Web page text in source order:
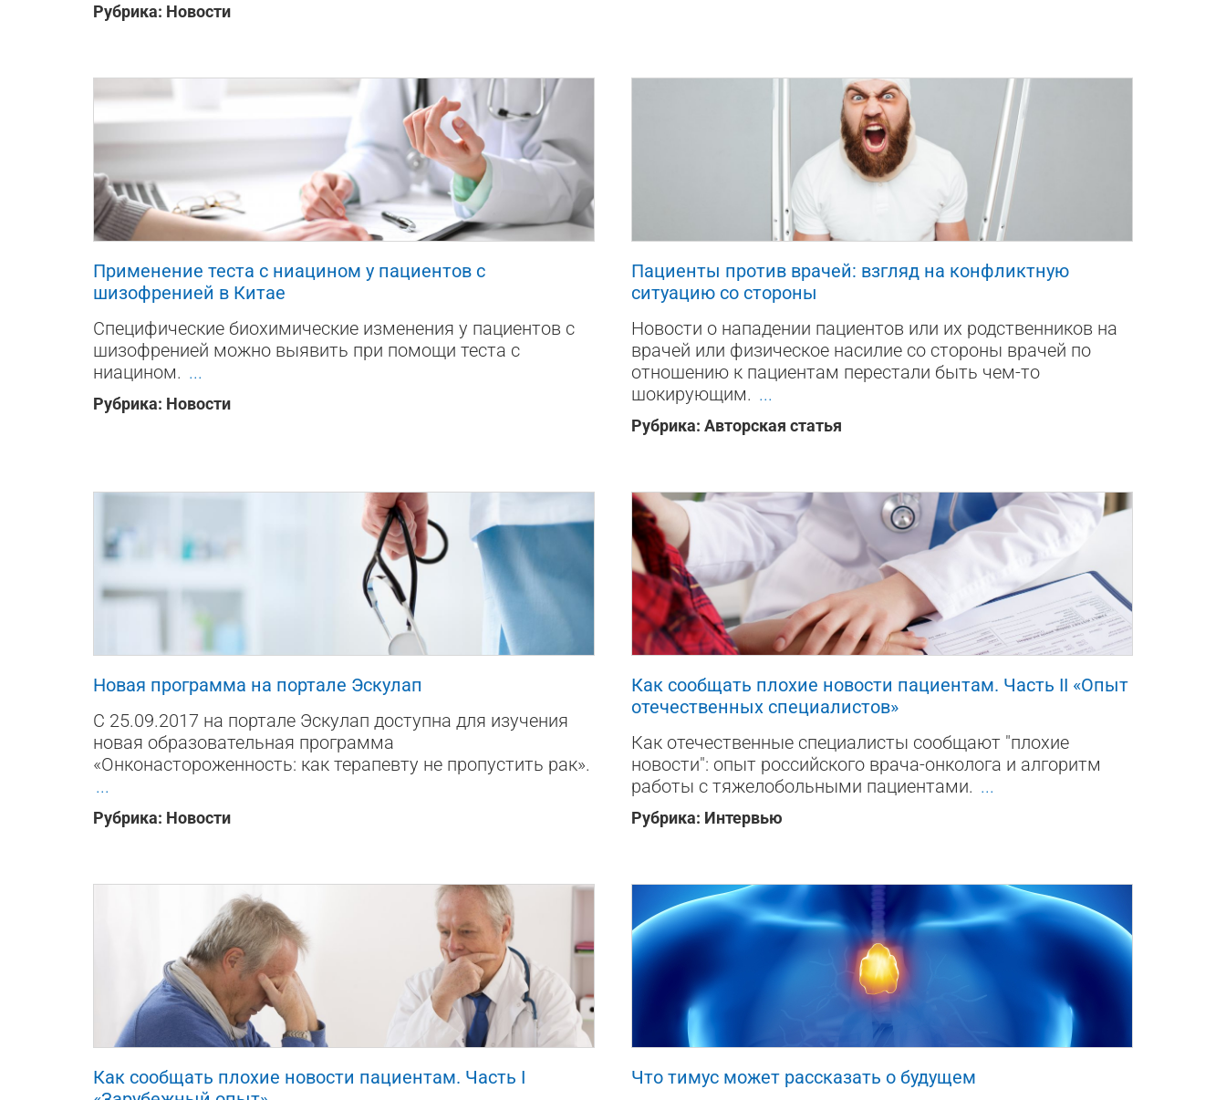
Рубрика: Новости
3225 0
Применение теста с ниацином у пациентов с
шизофренией в Китае
Специфические биохимические изменения у пациентов с
шизофренией можно выявить при помощи теста с
ниацином. ...
Рубрика: Новости
Пациенты против врачей: взгляд на конфликтную
ситуацию со стороны
Новости о нападении пациентов или их родственников на
врачей или физическое насилие со стороны врачей по
отношению к пациентам перестали быть чем-то
шокирующим. ...
Рубрика: Авторская статья
0
Новая программа на портале Эскулап
С 25.09.2017 на портале Эскулап доступна для изучения
новая образовательная программа
«Онконастороженность: как терапевту не пропустить рак».
...
Рубрика: Новости
5712 0 3
Как сообщать плохие новости пациентам. Часть II «Опыт
отечественных специалистов»
Как отечественные специалисты сообщают "плохие
новости": опыт российского врача-онколога и алгоритм
работы с тяжелобольными пациентами. ...
Рубрика: Интервью
19170 0
Как сообщать плохие новости пациентам. Часть I
18
Что тимус может рассказать о будущем